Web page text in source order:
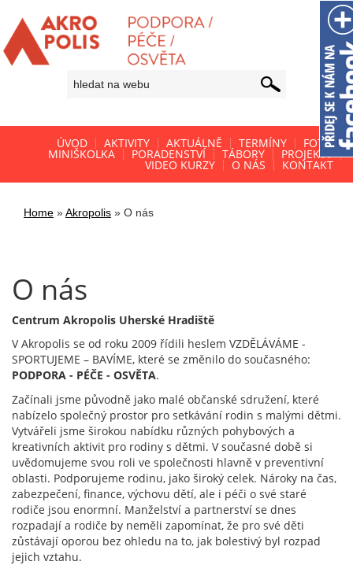
ÚVOD AKTIVITY AKTUÁLNĚ TERMÍNY FOTO
MINIŠKOLKA PORADENSTVÍ TÁBORY PROJEKTY
VIDEO KURZY O NÁS KONTAKT
Home »Akropolis » O nás
O nás
Centrum Akropolis Uherské Hradiště
V Akropolis se od roku 2009 řídili heslem VZDĚLÁVÁME -
SPORTUJEME – BAVÍME, které se změnilo do současného:
PODPORA - PÉČE - OSVĚTA.
Začínali jsme původně jako malé občanské sdružení, které
nabízelo společný prostor pro setkávání rodin s malými dětmi.
Vytvářeli jsme širokou nabídku různých pohybových a
kreativních aktivit pro rodiny s dětmi. V současné době si
uvědomujeme svou roli ve společnosti hlavně v preventivní
oblasti. Podporujeme rodinu, jako široký celek. Nároky na čas,
zabezpečení, finance, výchovu dětí, ale i péči o své staré
rodiče jsou enormní. Manželství a partnerství se dnes
rozpadají a rodiče by neměli zapomínat, že pro své děti
zůstávají oporou bez ohledu na to, jak bolestivý byl rozpad
jejich vztahu.